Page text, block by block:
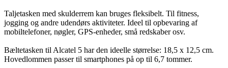
Taljetasken med skulderrem kan bruges fleksibelt. Til fitness,
jogging og andre udendørs aktiviteter. Ideel til opbevaring af
mobiltelefoner, nøgler, GPS-enheder, små redskaber osv.
Bæltetasken til Alcatel 5 har den ideelle størrelse: 18,5 x 12,5 cm.
Hovedlommen passer til smartphones på op til 6,7 tommer.